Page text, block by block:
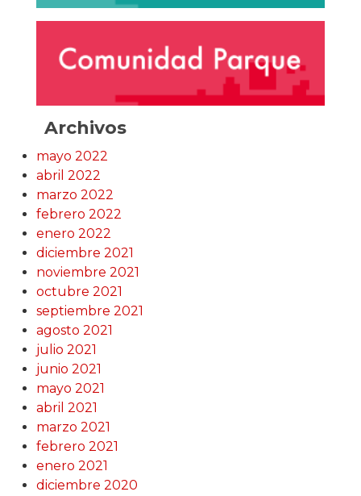
Archivos
mayo 2022
abril 2022
marzo 2022
febrero 2022
enero 2022
diciembre 2021
noviembre 2021
octubre 2021
septiembre 2021
agosto 2021
julio 2021
junio 2021
mayo 2021
abril 2021
marzo 2021
febrero 2021
enero 2021
diciembre 2020